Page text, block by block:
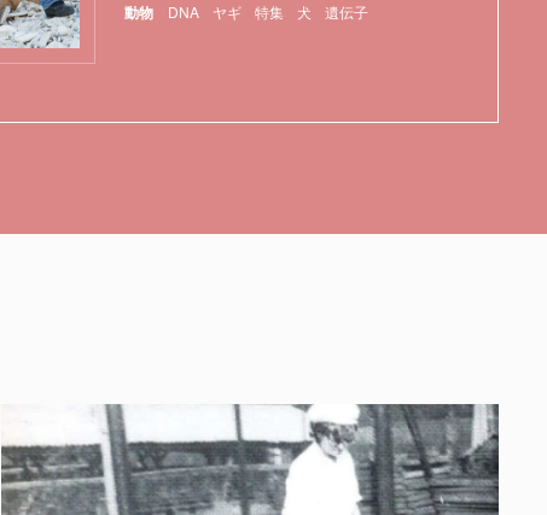
動物 DNA ヤギ 特集 犬 遺伝子